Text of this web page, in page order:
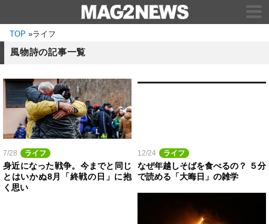
TOP »ライフ
風物詩の記事一覧
7/28 ライフ
身近になった戦争。今までと同じ
とはいかぬ8月「終戦の日」に抱
く思い
12/24 ライフ
なぜ年越しそばを食べるの？ ５分
で読める「大晦日」の雑学